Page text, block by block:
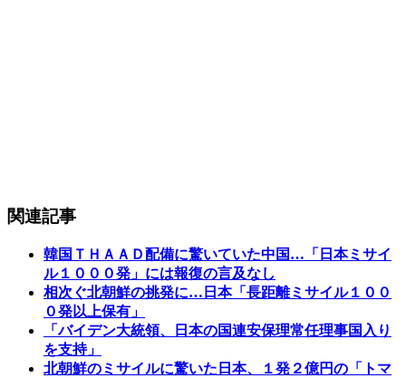
関連記事
韓国ＴＨＡＡＤ配備に驚いていた中国…「日本ミサイ
ル１０００発」には報復の言及なし
相次ぐ北朝鮮の挑発に…日本「長距離ミサイル１００
０発以上保有」
「バイデン大統領、日本の国連安保理常任理事国入り
を支持」
北朝鮮のミサイルに驚いた日本、１発２億円の「トマ